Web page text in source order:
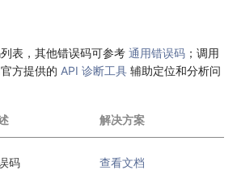
表，其他错误码可参考 通用错误码 ；调用
方提供的 API 诊断工具 辅助定位和分析问
解决方案
码 查看文档